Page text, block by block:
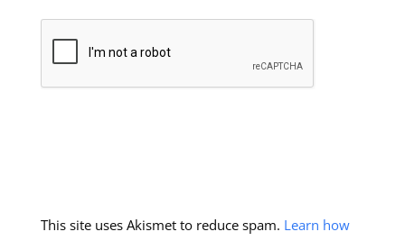
This site uses Akismet to reduce spam. Learn how